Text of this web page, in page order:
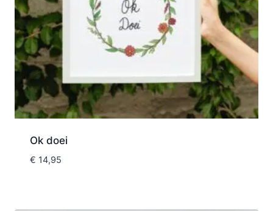
Ok doei
€ 14,95